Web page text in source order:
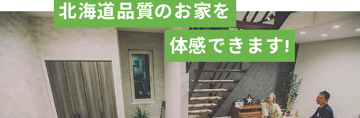
北海道品質のお家を
体感できます!